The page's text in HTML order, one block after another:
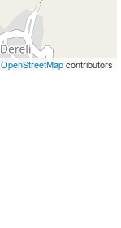
OpenStreetMapcontributors